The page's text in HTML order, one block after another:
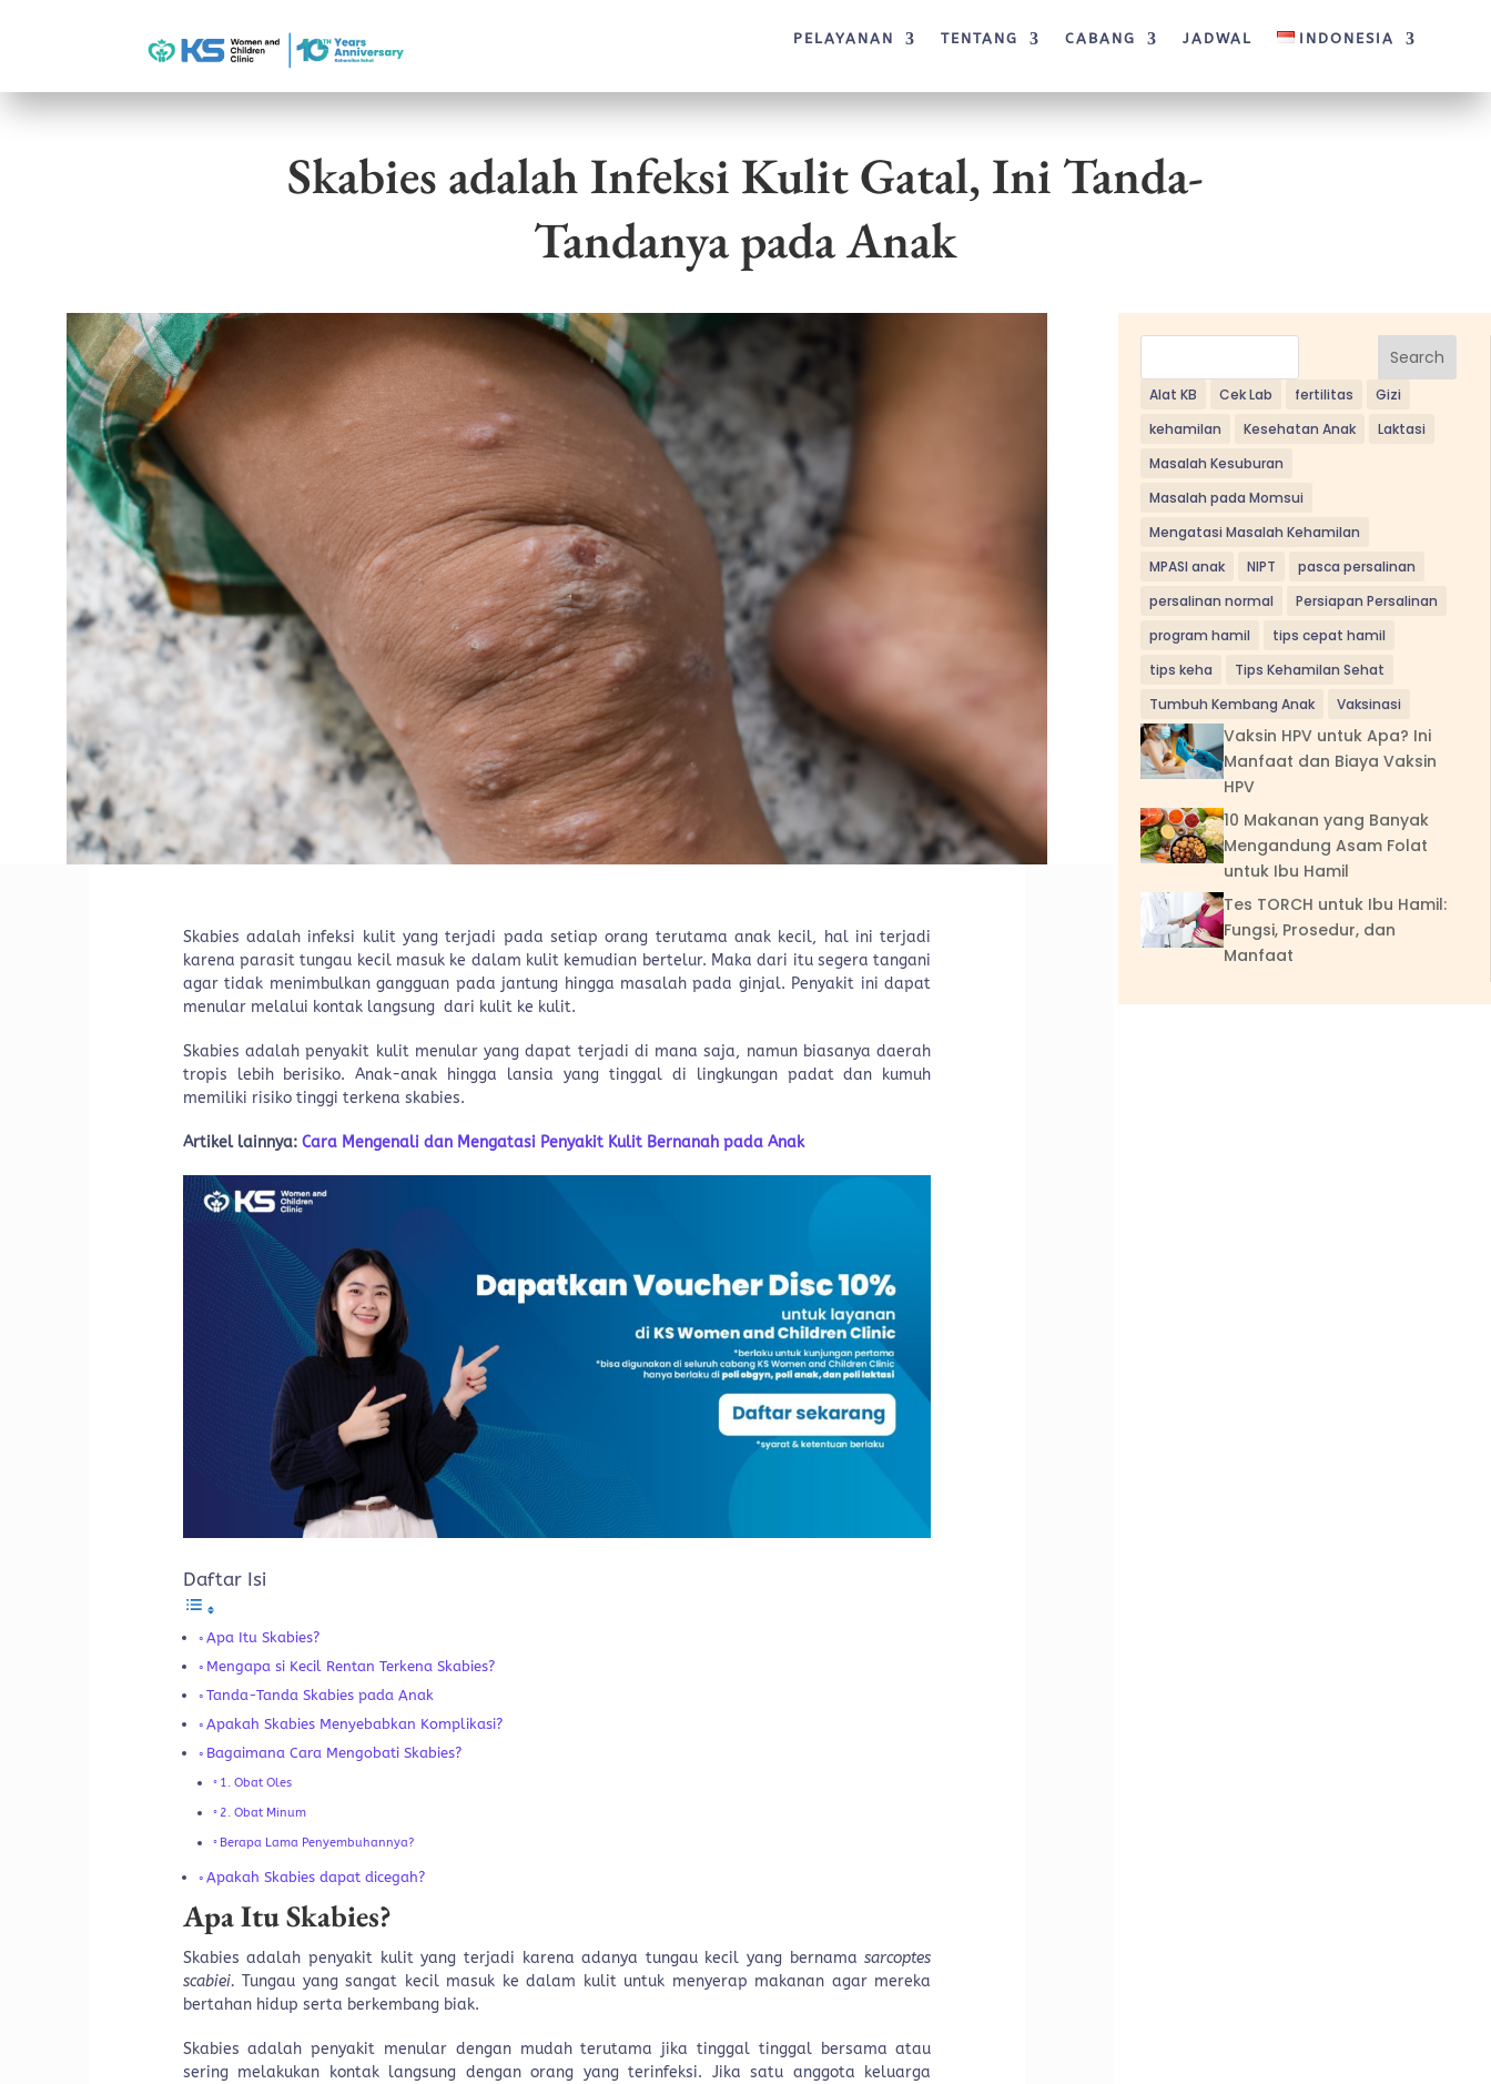
PELAYANAN TENTANG CABANG JADWAL INDONESIA
Skabies adalah Infeksi Kulit Gatal, Ini Tanda-
Tandanya pada Anak
Skabies adalah infeksi kulit yang terjadi pada setiap orang terutama anak kecil, hal ini terjadi
karena parasit tungau kecil masuk ke dalam kulit kemudian bertelur. Maka dari itu segera tangani
agar tidak menimbulkan gangguan pada jantung hingga masalah pada ginjal. Penyakit ini dapat
menular melalui kontak langsung dari kulit ke kulit.
Skabies adalah penyakit kulit menular yang dapat terjadi di mana saja, namun biasanya daerah
tropis lebih berisiko. Anak-anak hingga lansia yang tinggal di lingkungan padat dan kumuh
memiliki risiko tinggi terkena skabies.
Artikel lainnya: Cara Mengenali dan Mengatasi Penyakit Kulit Bernanah pada Anak
Daftar Isi
Apa Itu Skabies?
Mengapa si Kecil Rentan Terkena Skabies?
Tanda-Tanda Skabies pada Anak
Apakah Skabies Menyebabkan Komplikasi?
Bagaimana Cara Mengobati Skabies?
1. Obat Oles
2. Obat Minum
Berapa Lama Penyembuhannya?
Apakah Skabies dapat dicegah?
Apa Itu Skabies?
Skabies adalah penyakit kulit yang terjadi karena adanya tungau kecil yang bernamasarcoptes
scabiei.Tungau yang sangat kecil masuk ke dalam kulit untuk menyerap makanan agar mereka
bertahan hidup serta berkembang biak.
Skabies adalah penyakit menular dengan mudah terutama jika tinggal tinggal bersama atau
sering melakukan kontak langsung dengan orang yang terinfeksi. Jika satu anggota keluarga
Search
Alat KB Cek Lab fertilitas
Gizi
kehamilan
Kesehatan Anak
Laktasi
Masalah Kesuburan
Masalah pada Momsui
Mengatasi Masalah Kehamilan
MPASI anak
NIPT
pasca persalinan
persalinan normal
Persiapan Persalinan
program hamil
tips cepat hamil
tips keha
Tips Kehamilan Sehat
Tumbuh Kembang Anak
Vaksinasi
Vaksin HPV untuk Apa? Ini
Manfaat dan Biaya Vaksin
HPV
10 Makanan yang Banyak
Mengandung Asam Folat
untuk Ibu Hamil
Tes TORCH untuk Ibu Hamil:
Fungsi, Prosedur, dan
Manfaat